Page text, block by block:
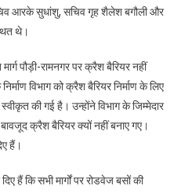
आरके सुधांशु, सचिव गृह शैलेश बगौली और
थे।
पौड़ी-रामनगर पर क्रैश बैरियर नहीं
विभाग को क्रैश बैरियर निर्माण के लिए
की गई है। उन्होंने विभाग के जिम्मेदार
क्रैश बैरियर क्यों नहीं बनाए गए।
हैं।
हैं कि सभी मार्गों पर रोडवेज बसों की